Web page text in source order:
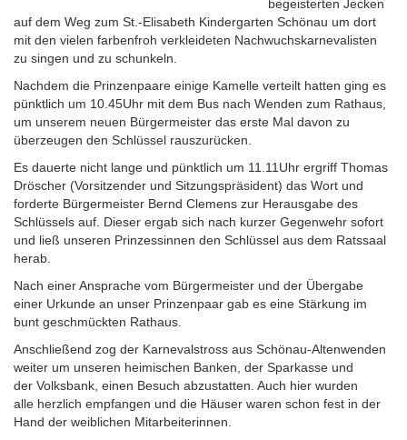
begeisterten Jecken
auf dem Weg zum St.-Elisabeth Kindergarten Schönau um dort
mit den vielen farbenfroh verkleideten Nachwuchskarnevalisten
zu singen und zu schunkeln.
Nachdem die Prinzenpaare einige Kamelle verteilt hatten ging es
pünktlich um 10.45Uhr mit dem Bus nach Wenden zum Rathaus,
um unserem neuen Bürgermeister das erste Mal davon zu
überzeugen den Schlüssel rauszurücken.
Es dauerte nicht lange und pünktlich um 11.11Uhr ergriff Thomas
Dröscher (Vorsitzender und Sitzungspräsident) das Wort und
forderte Bürgermeister Bernd Clemens zur Herausgabe des
Schlüssels auf. Dieser ergab sich nach kurzer Gegenwehr sofort
und ließ unseren Prinzessinnen den Schlüssel aus dem Ratssaal
herab.
Nach einer Ansprache vom Bürgermeister und der Übergabe
einer Urkunde an unser Prinzenpaar gab es eine Stärkung im
bunt geschmückten Rathaus.
Anschließend zog der Karnevalstross aus Schönau-Altenwenden
weiter um unseren heimischen Banken, der Sparkasse und
der Volksbank, einen Besuch abzustatten. Auch hier wurden
alle herzlich empfangen und die Häuser waren schon fest in der
Hand der weiblichen Mitarbeiterinnen.